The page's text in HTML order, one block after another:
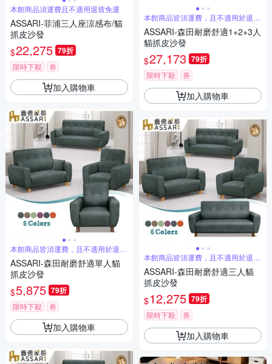
本館商品須運費且不適用退貨免運
ASSARI-菲浦三人座涼感布/貓
抓皮沙發
$22,275 79折
限時下殺 券
加入購物車
本館商品皆須運費，且不適用於退貨
免運
ASSARI-森田耐磨舒適單人貓
抓皮沙發
$5,875 79折
限時下殺 券
加入購物車
本館商品皆須運費，且不適用於退貨
免運
ASSARI-森田耐磨舒適1+2+3人
貓抓皮沙發
$27,173 79折
限時下殺 券
加入購物車
本館商品皆須運費，且不適用於退貨
免運
ASSARI-森田耐磨舒適三人貓
抓皮沙發
$12,275 79折
限時下殺 券
加入購物車